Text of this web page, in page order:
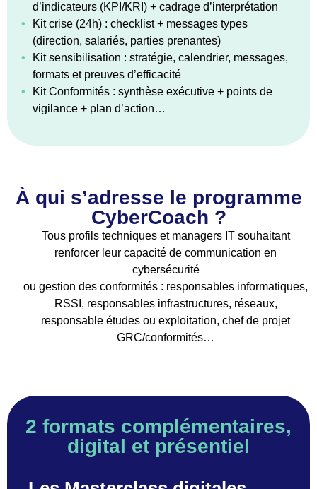
d’indicateurs (KPI/KRI) + cadrage d’interprétation
•
Kit crise (24h) : checklist + messages types
(direction, salariés, parties prenantes)
•
Kit sensibilisation : stratégie, calendrier, messages,
formats et preuves d’efficacité
•
Kit Conformités : synthèse exécutive + points de
vigilance + plan d’action…
À qui s’adresse le programme
CyberCoach ?
Tous profils techniques et managers IT souhaitant
renforcer leur capacité de communication en
cybersécurité
ou gestion des conformités : responsables informatiques,
RSSI, responsables infrastructures, réseaux,
responsable études ou exploitation, chef de projet
GRC/conformités…
2 formats complémentaires,
digital et présentiel